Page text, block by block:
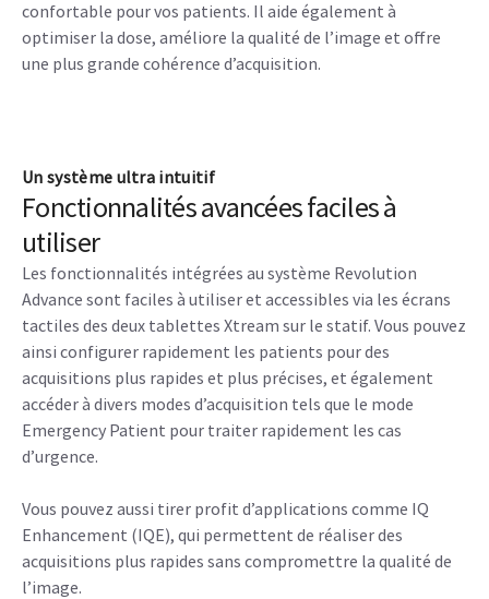
confortable pour vos patients. Il aide également à
optimiser la dose, améliore la qualité de l’image et offre
une plus grande cohérence d’acquisition.
Un système ultra intuitif
Fonctionnalités avancées faciles à
utiliser
Les fonctionnalités intégrées au système Revolution
Advance sont faciles à utiliser et accessibles via les écrans
tactiles des deux tablettes Xtream sur le statif. Vous pouvez
ainsi configurer rapidement les patients pour des
acquisitions plus rapides et plus précises, et également
accéder à divers modes d’acquisition tels que le mode
Emergency Patient pour traiter rapidement les cas
d’urgence.
Vous pouvez aussi tirer profit d’applications comme IQ
Enhancement (IQE), qui permettent de réaliser des
acquisitions plus rapides sans compromettre la qualité de
l’image.